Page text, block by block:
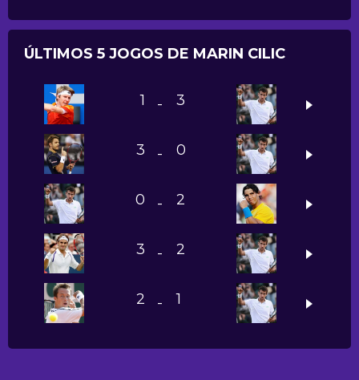
ÚLTIMOS 5 JOGOS DE MARIN CILIC
1 - 3
3 - 0
0 - 2
3 - 2
2 - 1